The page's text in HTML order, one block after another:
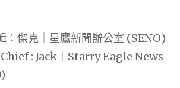
：傑克｜星鷹新聞辦公室 (SENO)
: Jack｜Starry Eagle News